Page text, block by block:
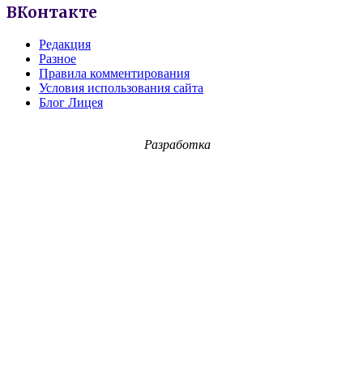
ВКонтакте
Редакция
Разное
Правила комментирования
Условия использования сайта
Блог Лицея
Разработка